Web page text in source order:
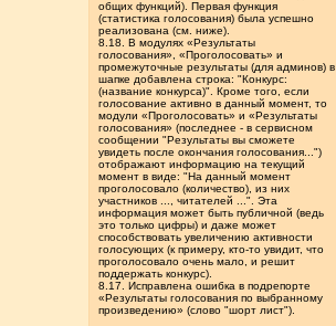
общих функций). Первая функция
(статистика голосования) была успешно
реализована (см. ниже).
8.18. В модулях «Результаты
голосования», «Проголосовать» и
промежуточные результаты (для админов) в
шапке добавлена строка: "Конкурс:
(название конкурса)". Кроме того, если
голосование активно в данный момент, то
модули «Проголосовать» и «Результаты
голосования» (последнее - в сервисном
сообщении "Результаты вы сможете
увидеть после окончания голосования...")
отображают информацию на текущий
момент в виде: "На данный момент
проголосовало (количество), из них
участников ..., читателей ...". Эта
информация может быть публичной (ведь
это только цифры) и даже может
способствовать увеличению активности
голосующих (к примеру, кто-то увидит, что
проголосовало очень мало, и решит
поддержать конкурс).
8.17. Исправлена ошибка в подрепорте
«Результаты голосования по выбранному
произведению» (слово "шорт лист").